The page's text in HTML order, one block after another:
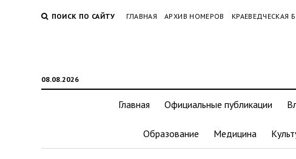
ПОИСК ПО САЙТУ ГЛАВНАЯ АРХИВ НОМЕРОВ КРАЕВЕДЧЕСКАЯ
08.08.2026
Главная Официальные публикации
Образование Медицина